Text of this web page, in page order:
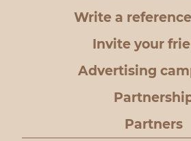
Write a
Invite your
Advertising
Partners